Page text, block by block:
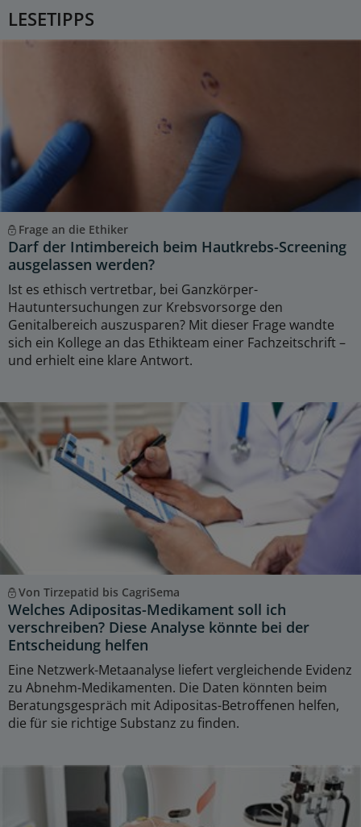
LESETIPPS
Frage an die Ethiker
Darf der Intimbereich beim Hautkrebs-Screening
ausgelassen werden?
Ist es ethisch vertretbar, bei Ganzkörper-
Hautuntersuchungen zur Krebsvorsorge den
Genitalbereich auszusparen? Mit dieser Frage wandte
sich ein Kollege an das Ethikteam einer Fachzeitschrift –
und erhielt eine klare Antwort.
Von Tirzepatid bis CagriSema
Welches Adipositas-Medikament soll ich
verschreiben? Diese Analyse könnte bei der
Entscheidung helfen
Eine Netzwerk-Metaanalyse liefert vergleichende Evidenz
zu Abnehm-Medikamenten. Die Daten könnten beim
Beratungsgespräch mit Adipositas-Betroffenen helfen,
die für sie richtige Substanz zu finden.